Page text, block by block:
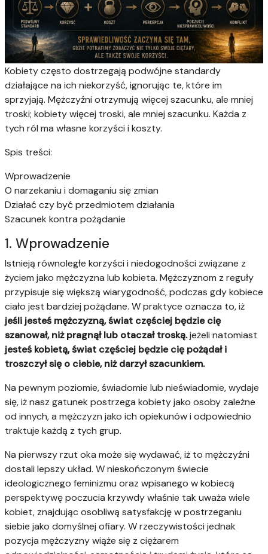
Kobiety często dostrzegają podwójne standardy
działające na ich niekorzyść, ignorując te, które im
sprzyjają. Mężczyźni otrzymują więcej szacunku, ale mniej
troski; kobiety więcej troski, ale mniej szacunku. Każda z
tych ról ma własne korzyści i koszty.
Spis treści:
Wprowadzenie
O narzekaniu i domaganiu się zmian
Działać czy być przedmiotem działania
Szacunek kontra pożądanie
1. Wprowadzenie
Istnieją równoległe korzyści i niedogodności związane z
życiem jako mężczyzna lub kobieta. Mężczyznom z reguły
przypisuje się większą wiarygodność, podczas gdy kobiece
ciało jest bardziej pożądane. W praktyce oznacza to, iż
jeśli jesteś mężczyzną, świat częściej będzie cię
szanował, niż pragnął lub otaczał troską.jeżeli natomiast
jesteś kobietą, świat częściej będzie cię pożądał i
troszczył się o ciebie, niż darzył szacunkiem.
Na pewnym poziomie, świadomie lub nieświadomie, wydaje
się, iż nasz gatunek postrzega kobiety jako osoby zależne
od innych, a mężczyzn jako ich opiekunów i odpowiednio
traktuje każdą z tych grup.
Na pierwszy rzut oka może się wydawać, iż to mężczyźni
dostali lepszy układ. W nieskończonym świecie
ideologicznego feminizmu oraz wpisanego w kobiecą
perspektywę poczucia krzywdy właśnie tak uważa wiele
kobiet, znajdując osobliwą satysfakcję w postrzeganiu
siebie jako domyślnej ofiary. W rzeczywistości jednak
pozycja mężczyzny wiąże się z ciężarem